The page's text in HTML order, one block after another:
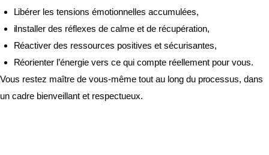
Libérer les tensions émotionnelles accumulées,
iInstaller des réflexes de calme et de récupération,
Réactiver des ressources positives et sécurisantes,
Réorienter l’énergie vers ce qui compte réellement pour vous.
Vous restez maître de vous-même tout au long du processus, dans
un cadre bienveillant et respectueux.